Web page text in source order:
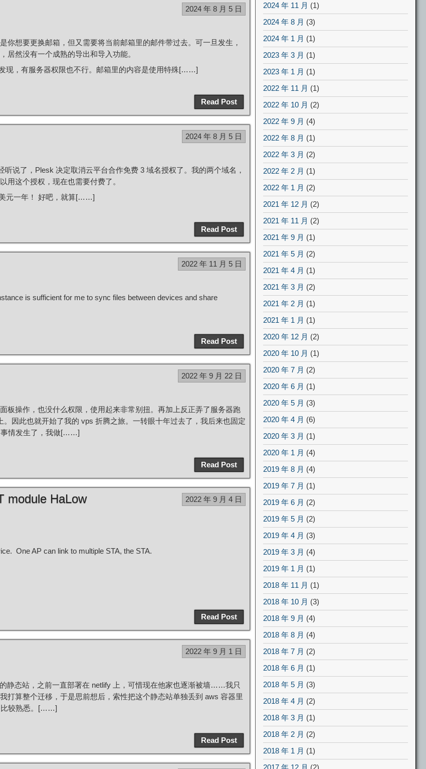
2024 年 8 月 5 日
你想要更换邮箱，但又需要将当前邮箱里的邮件带过去。可一旦发生，
居然没有一个成熟的导出和导入功能。
现，有服务器权限也不行。邮箱里的内容是使用特殊[……]
Read Post
2024 年 8 月 5 日
听说了，Plesk 决定取消云平台合作免费 3 域名授权了。我的两个域名，
用这个授权，现在也需要付费了。
元一年！ 好吧，就算[……]
Read Post
2022 年 11 月 5 日
is sufficient for me to sync files between devices and share
Read Post
2022 年 9 月 22 日
板操作，也没什么权限，使用起来非常别扭。再加上反正弄了服务器跑
因此也就开始了我的 vps 折腾之旅。一转眼十年过去了，我后来也固定
事情发生了，我做[……]
Read Post
module HaLow
2022 年 9 月 4 日
One AP can link to multiple STA, the STA.
Read Post
2022 年 9 月 1 日
静态站，之前一直部署在 netlify 上，可惜现在他家也逐渐被墙……我只
打算整个迁移，于是思前想后，索性把这个静态站单独丢到 aws 容器里
比较熟悉。[……]
Read Post
2024 年 11 月 (1)
2024 年 8 月 (3)
2024 年 1 月 (1)
2023 年 3 月 (1)
2023 年 1 月 (1)
2022 年 11 月 (1)
2022 年 10 月 (2)
2022 年 9 月 (4)
2022 年 8 月 (1)
2022 年 3 月 (2)
2022 年 2 月 (1)
2022 年 1 月 (2)
2021 年 12 月 (2)
2021 年 11 月 (2)
2021 年 9 月 (1)
2021 年 5 月 (2)
2021 年 4 月 (1)
2021 年 3 月 (2)
2021 年 2 月 (1)
2021 年 1 月 (1)
2020 年 12 月 (2)
2020 年 10 月 (1)
2020 年 7 月 (2)
2020 年 6 月 (1)
2020 年 5 月 (3)
2020 年 4 月 (6)
2020 年 3 月 (1)
2020 年 1 月 (4)
2019 年 8 月 (4)
2019 年 7 月 (1)
2019 年 6 月 (2)
2019 年 5 月 (2)
2019 年 4 月 (3)
2019 年 3 月 (4)
2019 年 1 月 (1)
2018 年 11 月 (1)
2018 年 10 月 (3)
2018 年 9 月 (4)
2018 年 8 月 (4)
2018 年 7 月 (2)
2018 年 6 月 (1)
2018 年 5 月 (3)
2018 年 4 月 (2)
2018 年 3 月 (1)
2018 年 2 月 (2)
2018 年 1 月 (1)
2017 年 12 月 (2)